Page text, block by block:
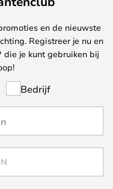
en de nieuwste
Registreer je nu en
die je kunt gebruiken bij
Bedrijf